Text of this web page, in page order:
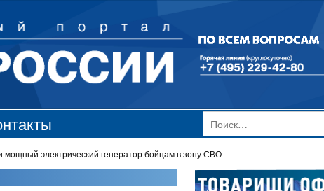
Найти:
электрический генератор бойцам в зону СВО